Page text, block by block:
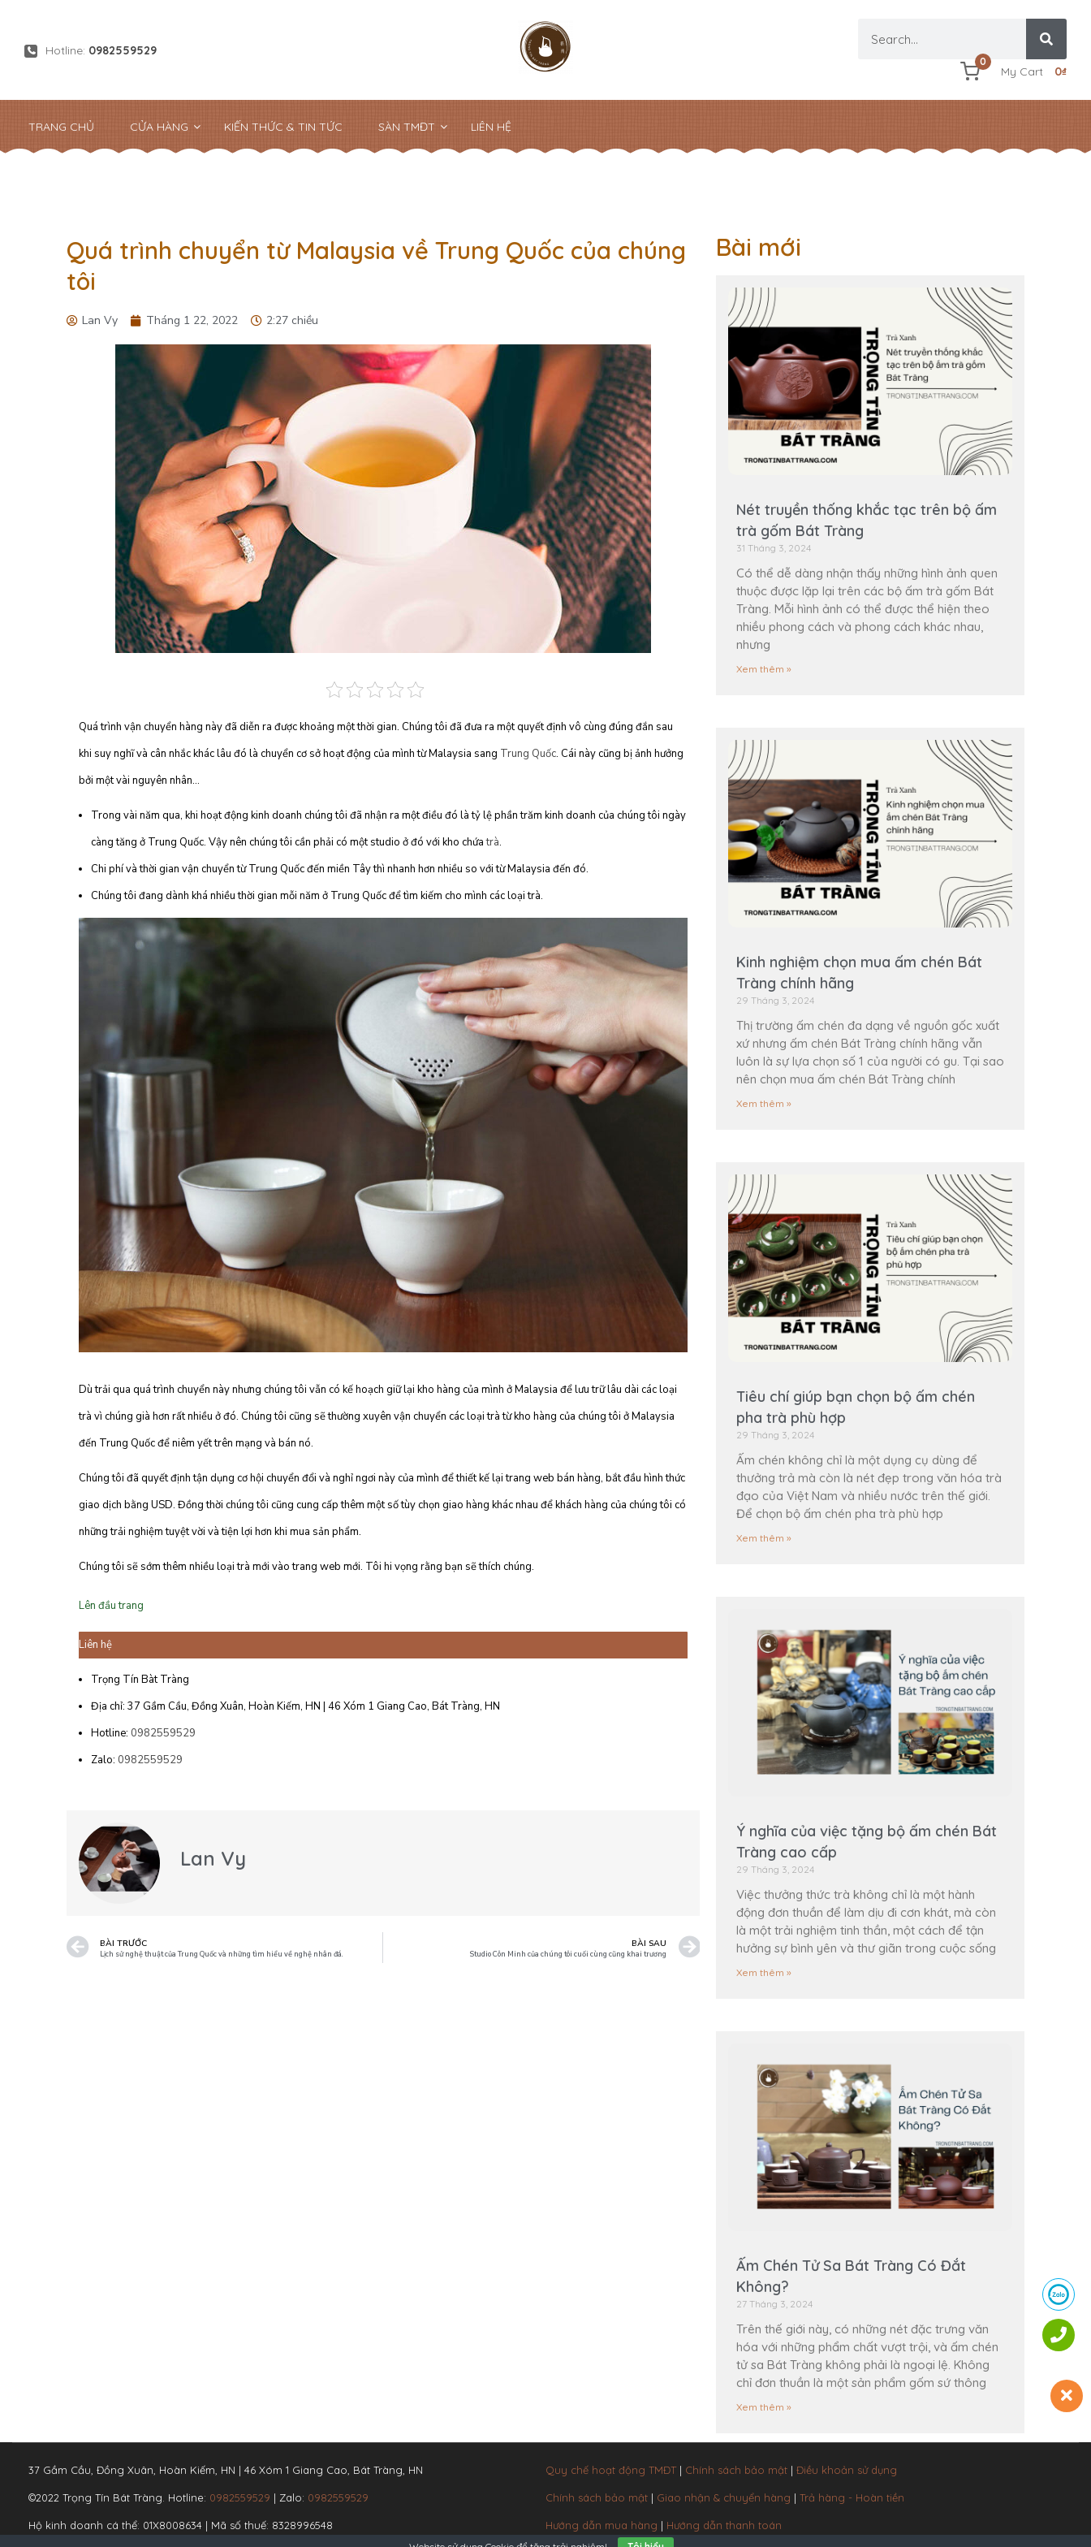
Hotline: 0982559529
My Cart
0
0₫
TRANG CHỦ CỬA HÀNG KIẾN THỨC & TIN TỨC SÀN TMĐT LIÊN HỆ
Quá trình chuyển từ Malaysia về Trung Quốc của chúng
tôi
Lan Vy Tháng 1 22, 2022 2:27 chiều
Quá trình vận chuyển hàng này đã diễn ra được khoảng một thời gian. Chúng tôi đã đưa ra một quyết định vô cùng đúng đắn sau
khi suy nghĩ và cân nhắc khác lâu đó là chuyển cơ sở hoạt động của mình từ Malaysia sang Trung Quốc. Cái này cũng bị ảnh hưởng
bởi một vài nguyên nhân…
Trong vài năm qua, khi hoạt động kinh doanh chúng tôi đã nhận ra một điều đó là tỷ lệ phần trăm kinh doanh của chúng tôi ngày
càng tăng ở Trung Quốc. Vậy nên chúng tôi cần phải có một studio ở đó với kho chứatrà.
Chi phí và thời gian vận chuyển từ Trung Quốc đến miền Tây thì nhanh hơn nhiều so với từ Malaysia đến đó.
Chúng tôi đang dành khá nhiều thời gian mỗi năm ở Trung Quốc để tìm kiếm cho mình các loại trà.
Dù trải qua quá trình chuyển này nhưng chúng tôi vẫn có kế hoạch giữ lại kho hàng của mình ở Malaysia để lưu trữ lâu dài các loại
trà vì chúng già hơn rất nhiều ở đó. Chúng tôi cũng sẽ thường xuyên vận chuyển các loại trà từ kho hàng của chúng tôi ở Malaysia
đến Trung Quốc để niêm yết trên mạng và bán nó.
Chúng tôi đã quyết định tận dụng cơ hội chuyển đổi và nghỉ ngơi này của mình để thiết kế lại trang web bán hàng, bắt đầu hình thức
giao dịch bằng USD. Đồng thời chúng tôi cũng cung cấp thêm một số tùy chọn giao hàng khác nhau để khách hàng của chúng tôi có
những trải nghiệm tuyệt vời và tiện lợi hơn khi mua sản phẩm.
Chúng tôi sẽ sớm thêm nhiều loại trà mới vào trang web mới. Tôi hi vọng rằng bạn sẽ thích chúng.
Lên đầu trang
Liên hệ
Trọng Tín Bàt Tràng
Địa chỉ: 37 Gầm Cầu, Đồng Xuân, Hoàn Kiếm, HN | 46 Xóm 1 Giang Cao, Bát Tràng, HN
Hotline: 0982559529
Zalo: 0982559529
Lan Vy
BÀI TRƯỚC
Lịch sử nghệ thuật của Trung Quốc và những tìm hiểu về nghệ nhân đá.
BÀI SAU
Studio Côn Minh của chúng tôi cuối cùng cũng khai trương
Bài mới
Nét truyền thống khắc tạc trên bộ ấm
trà gốm Bát Tràng
31 Tháng 3, 2024
Có thể dễ dàng nhận thấy những hình ảnh quen
thuộc được lặp lại trên các bộ ấm trà gốm Bát
Tràng. Mỗi hình ảnh có thể được thể hiện theo
nhiều phong cách và phong cách khác nhau,
nhưng
Xem thêm »
Kinh nghiệm chọn mua ấm chén Bát
Tràng chính hãng
29 Tháng 3, 2024
Thị trường ấm chén đa dạng về nguồn gốc xuất
xứ nhưng ấm chén Bát Tràng chính hãng vẫn
luôn là sự lựa chọn số 1 của người có gu. Tại sao
nên chọn mua ấm chén Bát Tràng chính
Xem thêm »
Tiêu chí giúp bạn chọn bộ ấm chén
pha trà phù hợp
29 Tháng 3, 2024
Ấm chén không chỉ là một dụng cụ dùng để
thưởng trả mà còn là nét đẹp trong văn hóa trà
đạo của Việt Nam và nhiều nước trên thế giới.
Để chọn bộ ấm chén pha trà phù hợp
Xem thêm »
Ý nghĩa của việc tặng bộ ấm chén Bát
Tràng cao cấp
29 Tháng 3, 2024
Việc thưởng thức trà không chỉ là một hành
động đơn thuần để làm dịu đi cơn khát, mà còn
là một trải nghiệm tinh thần, một cách để tận
hưởng sự bình yên và thư giãn trong cuộc sống
Xem thêm »
Ấm Chén Tử Sa Bát Tràng Có Đắt
Không?
27 Tháng 3, 2024
Trên thế giới này, có những nét đặc trưng văn
hóa với những phẩm chất vượt trội, và ấm chén
tử sa Bát Tràng không phải là ngoại lệ. Không
chỉ đơn thuần là một sản phẩm gốm sứ thông
Xem thêm »
37 Gầm Cầu, Đồng Xuân, Hoàn Kiếm, HN | 46 Xóm 1 Giang Cao, Bát Tràng, HN
©2022 Trọng Tín Bát Tràng. Hotline: 0982559529 | Zalo: 0982559529
Hộ kinh doanh cá thể: 01X8008634 | Mã số thuế: 8328996548
Quy chế hoạt động TMĐT| Chính sách bảo mật | Điều khoản sử dụng
Chính sách bảo mật | Giao nhận & chuyển hàng | Trả hàng - Hoàn tiền
Hướng dẫn mua hàng | Hướng dẫn thanh toán